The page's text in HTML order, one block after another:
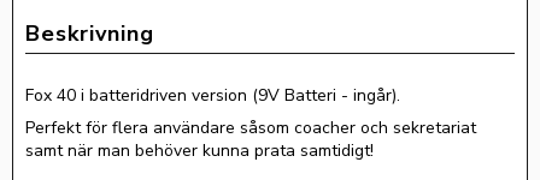
Fox 40 i batteridriven version (9V Batteri - ingår).
Perfekt för flera användare såsom coacher och sekretariat
samt när man behöver kunna prata samtidigt!